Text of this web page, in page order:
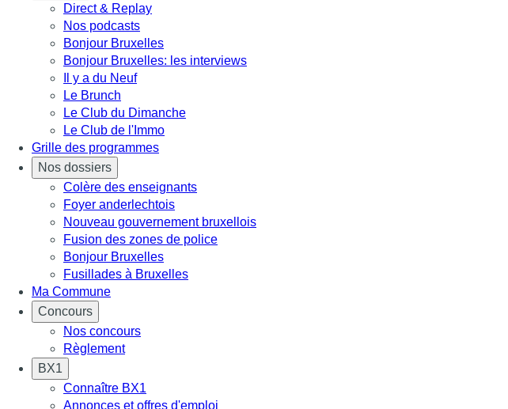
Direct & Replay
Nos podcasts
Bonjour Bruxelles
Bonjour Bruxelles: les interviews
Il y a du Neuf
Le Brunch
Le Club du Dimanche
Le Club de l'Immo
Grille des programmes
Nos dossiers
Colère des enseignants
Foyer anderlechtois
Nouveau gouvernement bruxellois
Fusion des zones de police
Bonjour Bruxelles
Fusillades à Bruxelles
Ma Commune
Concours
Nos concours
Règlement
BX1
Connaître BX1
Annonces et offres d'emploi